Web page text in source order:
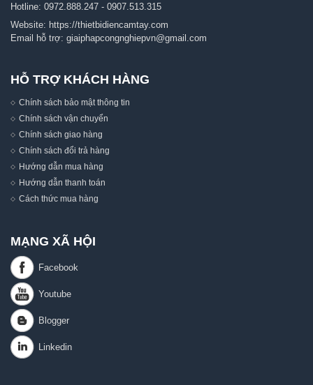
Hotline: 0972.888.247 - 0907.513.315
Website: https://thietbidiencamtay.com
Email hỗ trợ: giaiphapcongnghiepvn@gmail.com
HỖ TRỢ KHÁCH HÀNG
Chính sách bảo mật thông tin
Chính sách vận chuyển
Chính sách giao hàng
Chính sách đổi trả hàng
Hướng dẫn mua hàng
Hướng dẫn thanh toán
Cách thức mua hàng
MẠNG XÃ HỘI